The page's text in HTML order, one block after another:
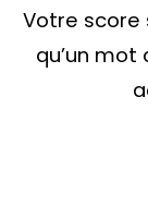
Votre score
qu’un